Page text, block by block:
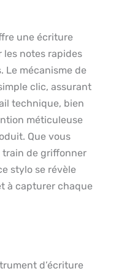
une écriture
notes rapides
Le mécanisme de
clic, assurant
technique, bien
méticuleuse
Que vous
train de griffonner
stylo se révèle
à capturer chaque
d’écriture